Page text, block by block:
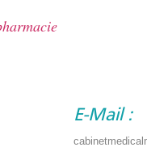
E-Mail :